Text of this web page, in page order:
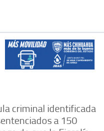
criminal identificada
a 150